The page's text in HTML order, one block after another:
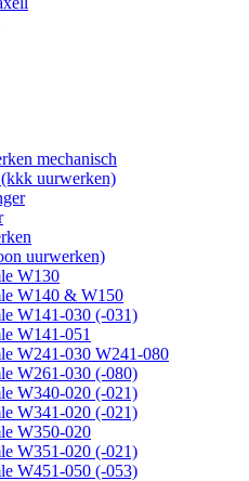
mechanisch
uurwerken)
uurwerken)
W130
W140 & W150
W141-030 (-031)
W141-051
W241-030 W241-080
W261-030 (-080)
W340-020 (-021)
W341-020 (-021)
W350-020
W351-020 (-021)
W451-050 (-053)